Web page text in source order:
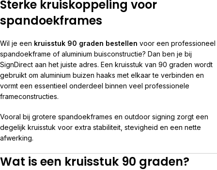
Sterke kruiskoppeling voor
spandoekframes
Wil je een kruisstuk 90 graden bestellen voor een professioneel
spandoekframe of aluminium buisconstructie? Dan ben je bij
SignDirect aan het juiste adres. Een kruisstuk van 90 graden wordt
gebruikt om aluminium buizen haaks met elkaar te verbinden en
vormt een essentieel onderdeel binnen veel professionele
frameconstructies.
Vooral bij grotere spandoekframes en outdoor signing zorgt een
degelijk kruisstuk voor extra stabiliteit, stevigheid en een nette
afwerking.
Wat is een kruisstuk 90 graden?